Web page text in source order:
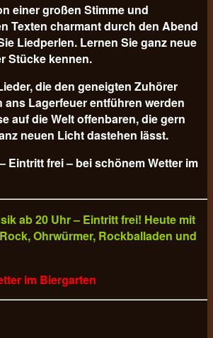
einer großen Stimme und
Texten charmant durch den Abend
Liedperlen. Lernen Sie ganz neue
Stücke kennen.
die den geneigten Zuhörer
Lagerfeuer entführen werden
auf die Welt offenbaren, die gern
neuen Licht dastehen lässt.
Eintritt frei – bei schönem Wetter im
ab 20 Uhr – Eintritt frei! Heute mit
Ohrwürmer, Rockballaden und
im Biergarten